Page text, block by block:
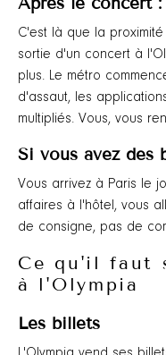
C'est là que la
sortie d'un concert à
plus. Le métro
d'assaut, les
multipliés. Vous, vous
Si vous avez des
Vous arrivez à Paris le
affaires à l'hôtel, vous
de consigne, pas de
Ce qu'il faut
à l'Olympia
Les billets